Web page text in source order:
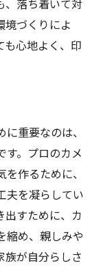
、落ち着いて対
境づくりによ
も心地よく、印
重要なのは、
す。プロのカメ
作るために、
夫を凝らしてい
出すために、カ
縮め、親しみや
族が自分らしさ